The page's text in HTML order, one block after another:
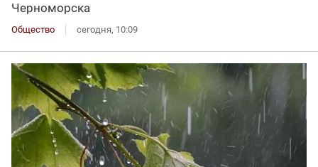
Черноморска
Общество сегодня, 10:09